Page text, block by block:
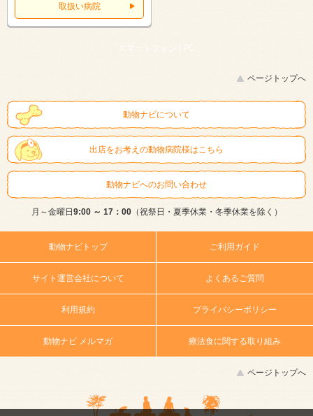
取扱い病院
スマートフォン | PC
ページトップへ
動物ナビについて
出店をお考えの動物病院様はこちら
動物ナビへのお問い合わせ
月～金曜日9:00 ～ 17：00（祝祭日・夏季休業・冬季休業を除く）
動物ナビトップ ご利用ガイド
サイト運営会社について よくあるご質問
利用規約 プライバシーポリシー
動物ナビ メルマガ 療法食に関する取り組み
ページトップへ